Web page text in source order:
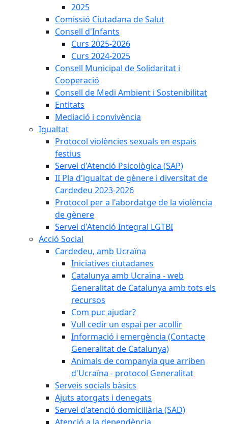
2025
Comissió Ciutadana de Salut
Consell d'Infants
Curs 2025-2026
Curs 2024-2025
Consell Municipal de Solidaritat i
Cooperació
Consell de Medi Ambient i Sostenibilitat
Entitats
Mediació i convivència
Igualtat
Protocol violències sexuals en espais
festius
Servei d'Atenció Psicològica (SAP)
II Pla d'igualtat de gènere i diversitat de
Cardedeu 2023-2026
Protocol per a l'abordatge de la violència
de gènere
Servei d'Atenció Integral LGTBI
Acció Social
Cardedeu, amb Ucraïna
Iniciatives ciutadanes
Catalunya amb Ucraïna - web
Generalitat de Catalunya amb tots els
recursos
Com puc ajudar?
Vull cedir un espai per acollir
Informació i emergència (Contacte
Generalitat de Catalunya)
Animals de companyia que arriben
d'Ucraïna - protocol Generalitat
Serveis socials bàsics
Ajuts atorgats i denegats
Servei d'atenció domiciliària (SAD)